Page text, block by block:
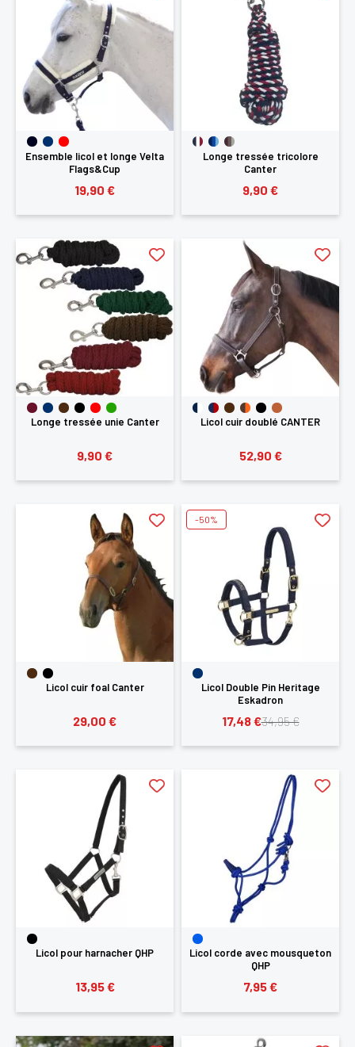
Ensemble licol et longe Velta
Flags&Cup
19,90 €
Longe tressée tricolore
Canter
9,90 €
Longe tressée unie Canter
9,90 €
Licol cuir doublé CANTER
52,90 €
Licol cuir foal Canter
29,00 €
Licol Double Pin Heritage
Eskadron
34,95 €
17,48 €
-50%
Licol pour harnacher QHP
13,95 €
Licol corde avec mousqueton
QHP
7,95 €